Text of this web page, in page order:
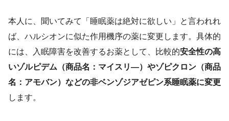
本人に、聞いてみて「睡眠薬は絶対に欲しい」と言われれ
ば、ハルシオンに似た作用機序の薬に変更します。具体的
には、入眠障害を改善するお薬として、比較的安全性の高
いゾルピデム（商品名：マイスリ―）やゾピクロン（商品
名：アモバン）などの非ベンゾジアゼピン系睡眠薬に変更
します。